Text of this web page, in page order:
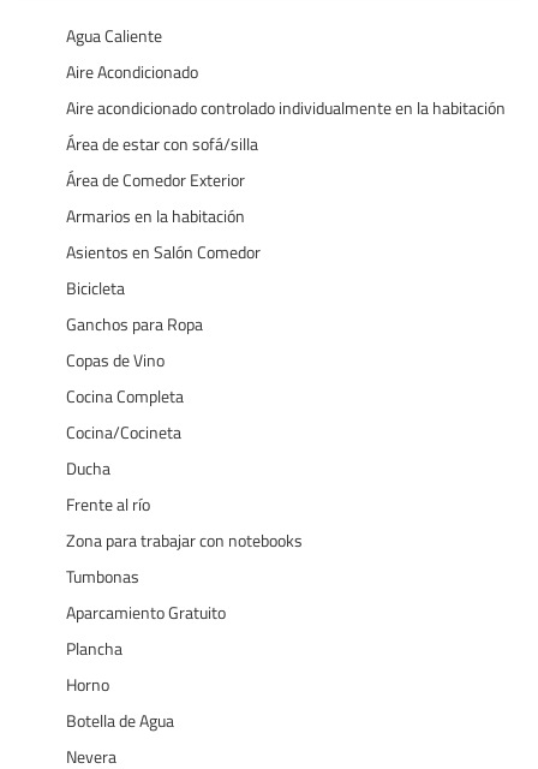
Agua Caliente
Aire Acondicionado
Aire acondicionado controlado individualmente en la habitación
Área de estar con sofá/silla
Área de Comedor Exterior
Armarios en la habitación
Asientos en Salón Comedor
Bicicleta
Ganchos para Ropa
Copas de Vino
Cocina Completa
Cocina/Cocineta
Ducha
Frente al río
Zona para trabajar con notebooks
Tumbonas
Aparcamiento Gratuito
Plancha
Horno
Botella de Agua
Nevera